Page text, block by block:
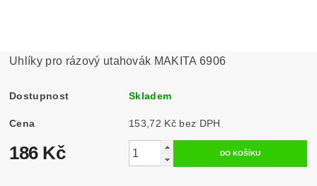
Uhlíky pro rázový utahovák MAKITA 6906
Dostupnost Skladem
Cena 153,72 Kč bez DPH
186 Kč